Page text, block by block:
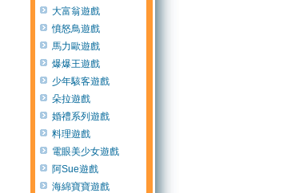
大富翁遊戲
憤怒鳥遊戲
馬力歐遊戲
爆爆王遊戲
少年駭客遊戲
朵拉遊戲
婚禮系列遊戲
料理遊戲
電眼美少女遊戲
阿Sue遊戲
海綿寶寶遊戲